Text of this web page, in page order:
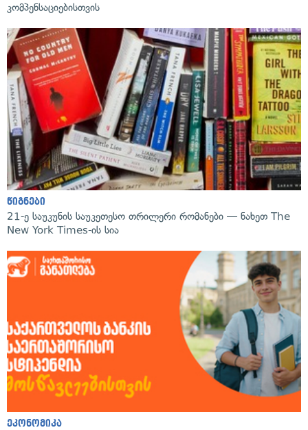
კომპენსაციებისთვის
წიგნები
21-ე საუკუნის საუკეთესო თრილერი რომანები — ნახეთ The
New York Times-ის სია
ეკონომიკა